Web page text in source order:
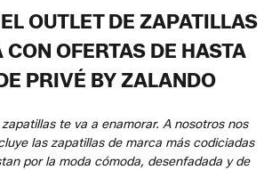
OUTLET DE ZAPATILLAS
CON OFERTAS DE HASTA
PRIVÉ BY ZALANDO
te va a enamorar. A nosotros nos
las zapatillas de marca más codiciadas
por la moda cómoda, desenfadada y de